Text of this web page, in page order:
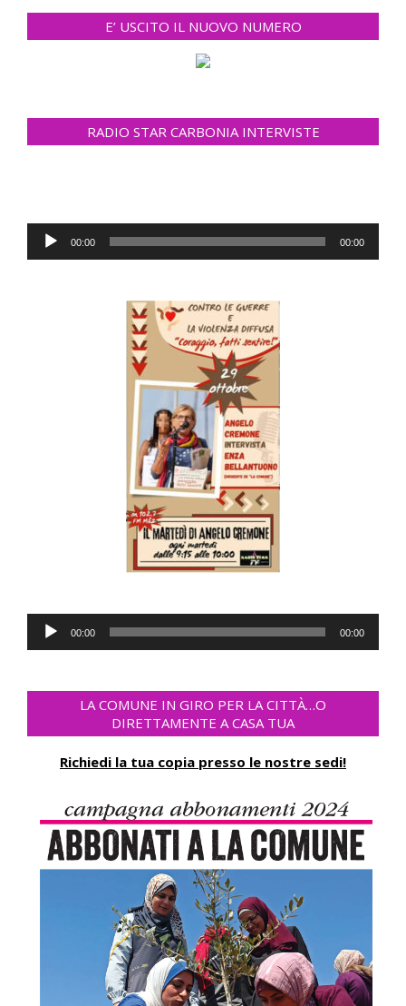
E’ USCITO IL NUOVO NUMERO
RADIO STAR CARBONIA INTERVISTE
Audio
Player
00:00 00:00
Audio
Player
00:00 00:00
LA COMUNE IN GIRO PER LA CITTÀ…O
DIRETTAMENTE A CASA TUA
Richiedi la tua copia presso le nostre sedi!